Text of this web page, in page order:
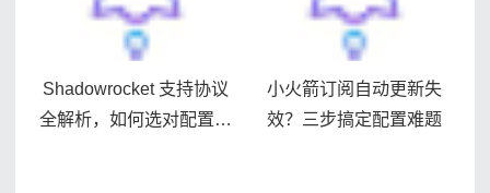
Shadowrocket 支持协议
全解析，如何选对配置更
小火箭订阅自动更新失
效？三步搞定配置难题